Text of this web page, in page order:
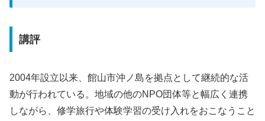
講評
2004年設立以来、館山市沖ノ島を拠点として継続的な活
動が行われている。地域の他のNPO団体等と幅広く連携
しながら、修学旅行や体験学習の受け入れをおこなうこと